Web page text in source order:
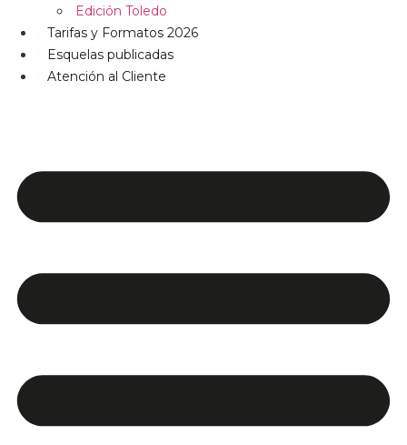
Edición Toledo
Tarifas y Formatos 2026
Esquelas publicadas
Atención al Cliente